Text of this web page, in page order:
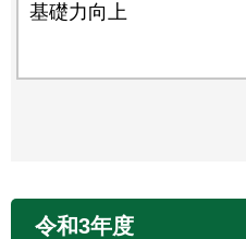
基礎力向上
令和3年度